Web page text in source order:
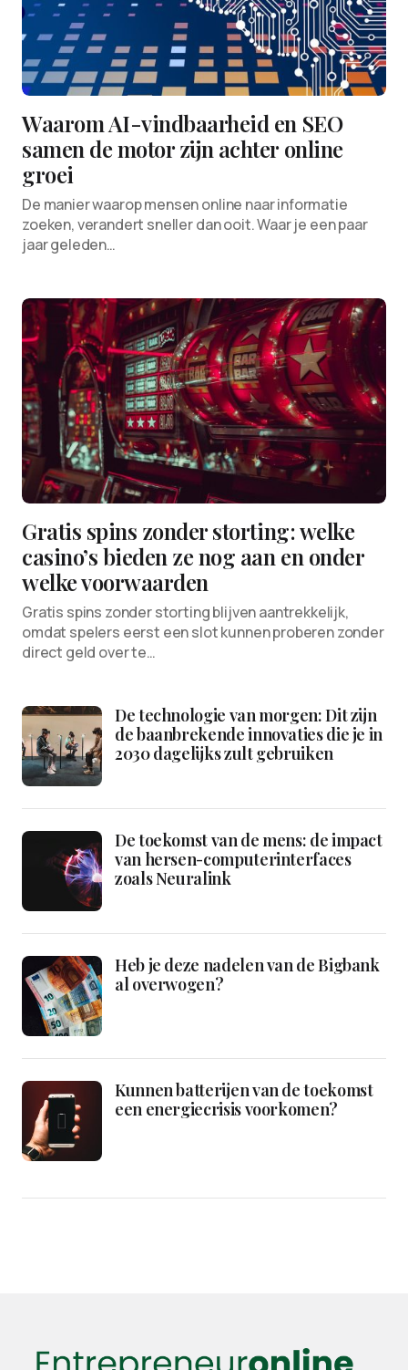
Waarom AI-vindbaarheid en SEO
samen de motor zijn achter online
groei
De manier waarop mensen online naar informatie
zoeken, verandert sneller dan ooit. Waar je een paar
jaar geleden…
Gratis spins zonder storting: welke
casino’s bieden ze nog aan en onder
welke voorwaarden
Gratis spins zonder storting blijven aantrekkelijk,
omdat spelers eerst een slot kunnen proberen zonder
direct geld over te…
De technologie van morgen: Dit zijn
de baanbrekende innovaties die je in
2030 dagelijks zult gebruiken
De toekomst van de mens: de impact
van hersen-computerinterfaces
zoals Neuralink
Heb je deze nadelen van de Bigbank
al overwogen?
Kunnen batterijen van de toekomst
een energiecrisis voorkomen?